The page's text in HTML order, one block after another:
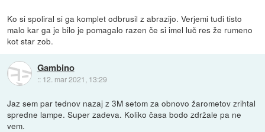
Ko si spoliral si ga komplet odbrusil z abrazijo. Verjemi tudi tisto
malo kar ga je bilo je pomagalo razen če si imel luč res že rumeno
kot star zob.
Gambino
:: 12. mar 2021, 13:29
Jaz sem par tednov nazaj z 3M setom za obnovo žarometov zrihtal
spredne lampe. Super zadeva. Koliko časa bodo zdržale pa ne
vem.